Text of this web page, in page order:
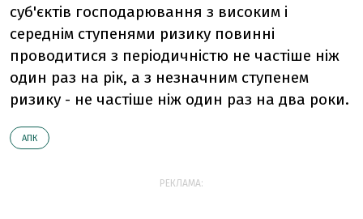
суб'єктів господарювання з високим і
середнім ступенями ризику повинні
проводитися з періодичністю не частіше ніж
один раз на рік, а з незначним ступенем
ризику - не частіше ніж один раз на два роки.
АПК
РЕКЛАМА: